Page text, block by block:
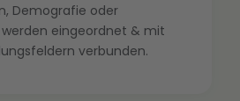
Demografie oder
eingeordnet & mit
verbunden.